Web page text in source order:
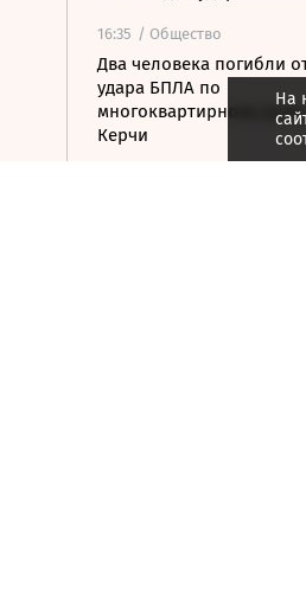
16:35 / Общество
Два человека погибли
удара БПЛА по
многоквартирному
Керчи
На